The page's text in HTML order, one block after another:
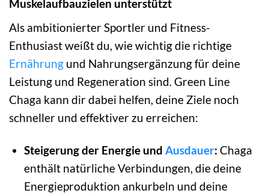
Muskelaufbauzielen unterstützt
Als ambitionierter Sportler und Fitness-
Enthusiast weißt du, wie wichtig die richtige
Ernährung und Nahrungsergänzung für deine
Leistung und Regeneration sind. Green Line
Chaga kann dir dabei helfen, deine Ziele noch
schneller und effektiver zu erreichen:
Steigerung der Energie und Ausdauer: Chaga
enthält natürliche Verbindungen, die deine
Energieproduktion ankurbeln und deine